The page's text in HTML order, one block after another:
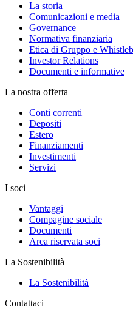
La storia
Comunicazioni e media
Governance
Normativa finanziaria
Etica di Gruppo e
Investor Relations
Documenti e informative
La nostra offerta
Conti correnti
Depositi
Estero
Finanziamenti
Investimenti
Servizi
I soci
Vantaggi
Compagine sociale
Documenti
Area riservata soci
La Sostenibilità
La Sostenibilità
Contattaci